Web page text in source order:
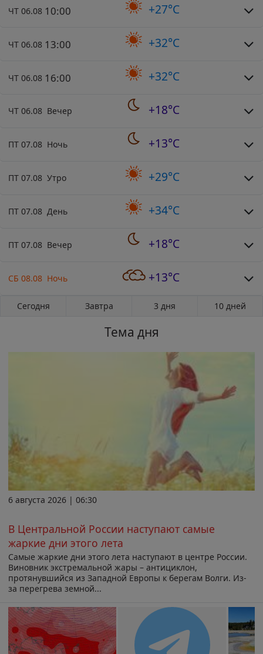
ЧТ 06.08 10:00 +27°C
ЧТ 06.08 13:00 +32°C
ЧТ 06.08 16:00 +32°C
ЧТ 06.08 Вечер +18°C
ПТ 07.08 Ночь +13°C
ПТ 07.08 Утро +29°C
ПТ 07.08 День +34°C
ПТ 07.08 Вечер +18°C
СБ 08.08 Ночь +13°C
Сегодня Завтра 3 дня 10 дней
Тема дня
6 августа 2026 | 06:30
В Центральной России наступают самые
жаркие дни этого лета
Самые жаркие дни этого лета наступают в центре России.
Виновник экстремальной жары – антициклон,
протянувшийся из Западной Европы к берегам Волги. Из-
за перегрева земной...